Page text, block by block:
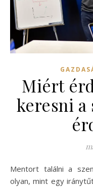
Miért
keresni a
Mentort találni a személyes és szakmai fejlődés útján
olyan, mint egy